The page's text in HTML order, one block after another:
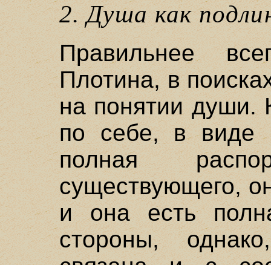
2. Душа как
Правильнее
Плотина, в
на понятии души.
по себе, в
полная
существующего,
и она есть
стороны,